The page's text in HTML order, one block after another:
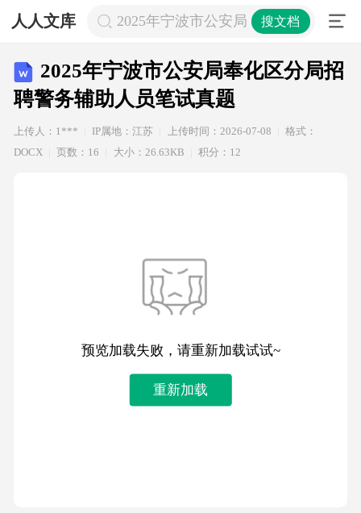
人人文库 2025年宁波市公安局奉化区分局招聘
搜文档
2025年宁波市公安局奉化区分局招
聘警务辅助人员笔试真题
上传人：1*** IP属地：江苏 上传时间：2026-07-08
格式：
DOCX
页数：16 大小：26.63KB 积分：12
预览加载失败，请重新加载试试~
重新加载